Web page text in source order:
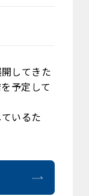
してきた
予定して
いるた